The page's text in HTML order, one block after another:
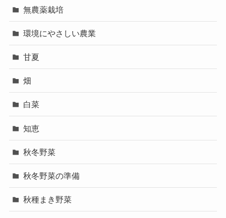
無農薬栽培
環境にやさしい農業
甘夏
畑
白菜
知恵
秋冬野菜
秋冬野菜の準備
秋種まき野菜